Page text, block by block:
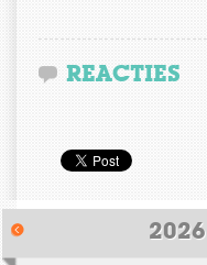
CONTACT
1030 Cultuur
Cultuurbeleid
2026
REACTIES